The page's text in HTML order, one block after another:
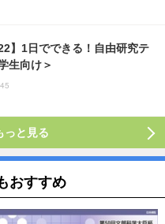
】1日でできる！自由研究テ
生向け＞
っと見る
おすすめ